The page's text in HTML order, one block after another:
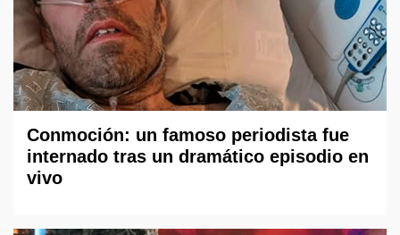
Conmoción: un famoso periodista fue
internado tras un dramático episodio en
vivo